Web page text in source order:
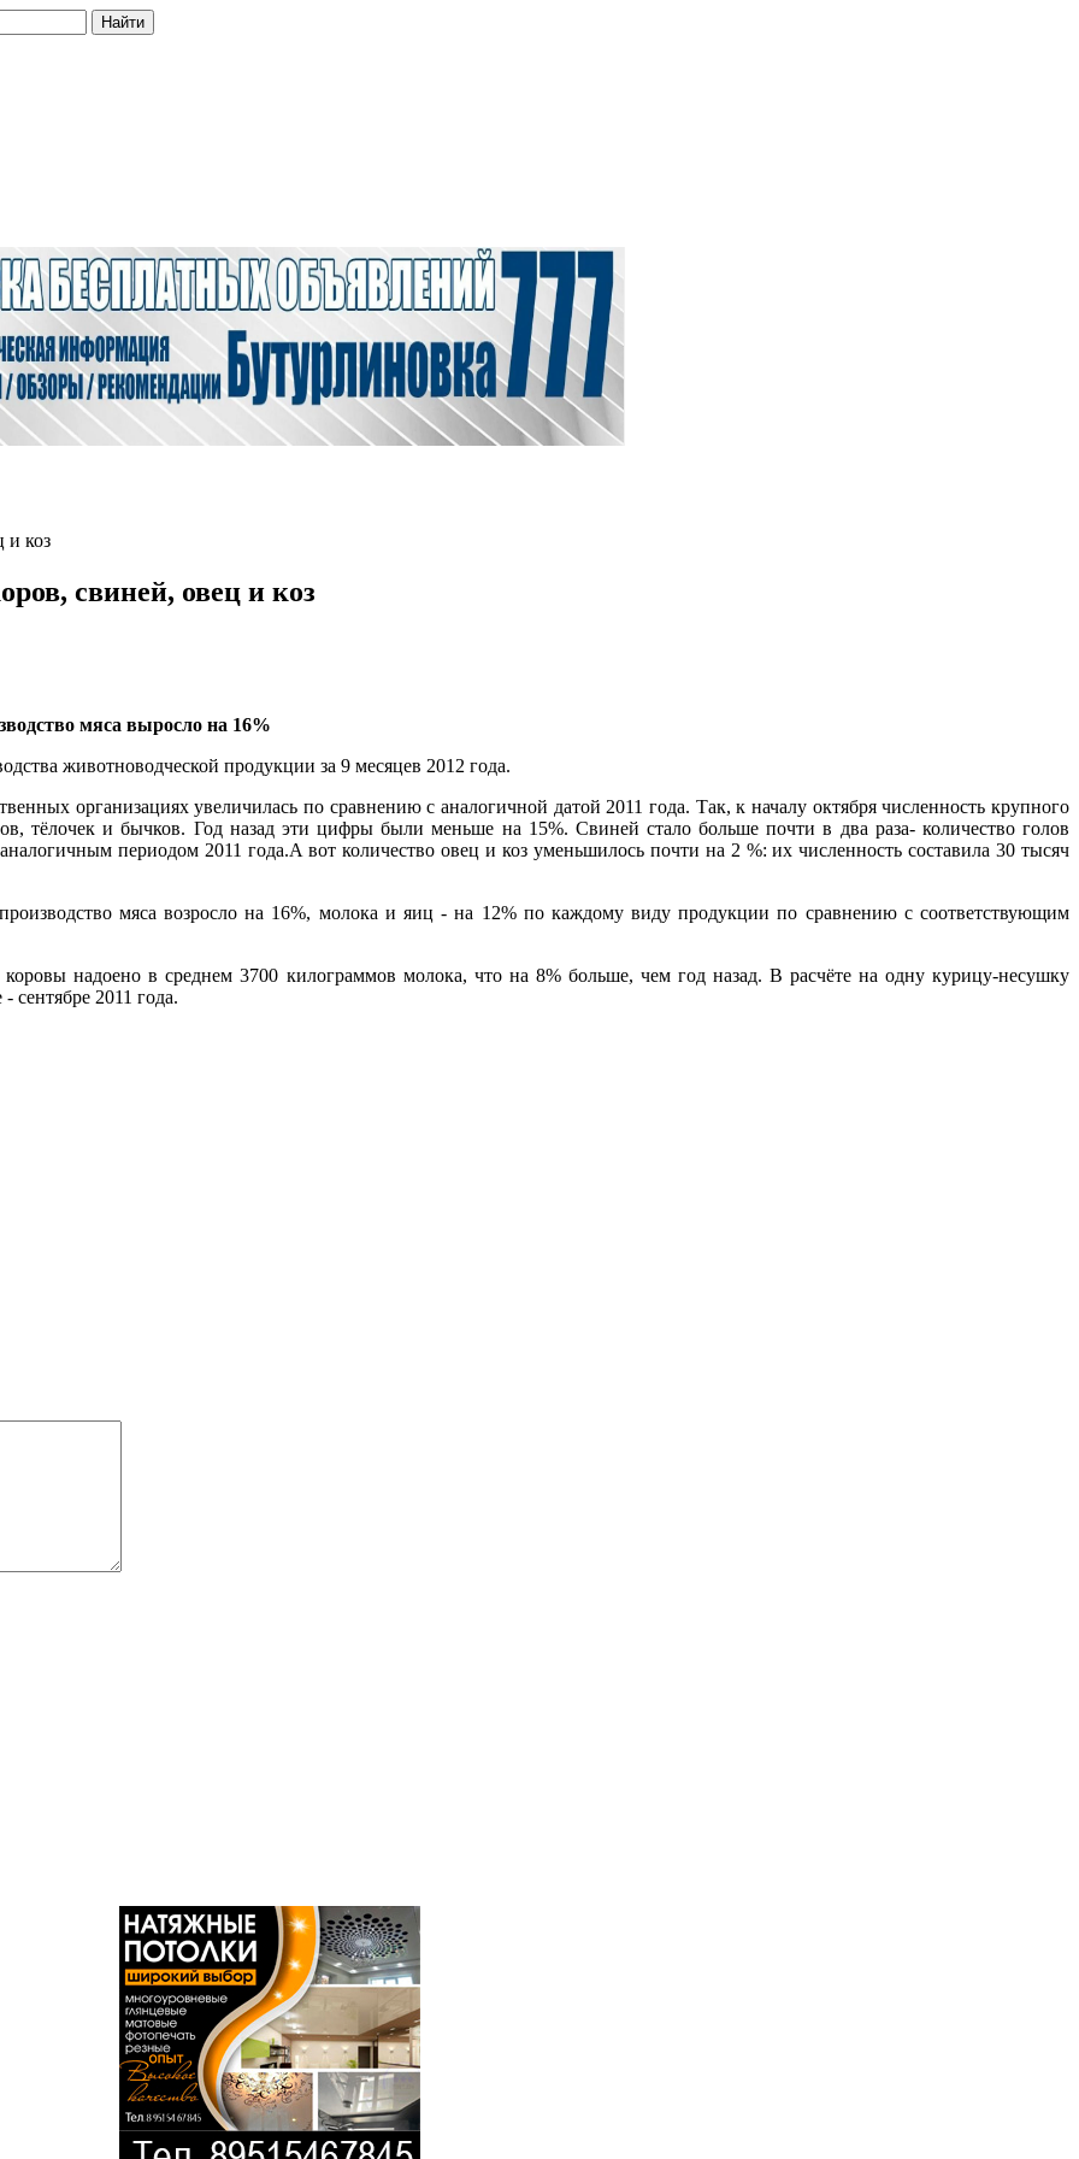
Найти
и коз
свиней, овец и коз
мяса выросло на 16%
животноводческой продукции за 9 месяцев 2012 года.
организациях увеличилась по сравнению с аналогичной датой 2011 года. Так, к началу октября численность крупного
тёлочек и бычков. Год назад эти цифры были меньше на 15%. Свиней стало больше почти в два раза- количество голов
периодом 2011 года.А вот количество овец и коз уменьшилось почти на 2 %: их численность составила 30 тысяч
мяса возросло на 16%, молока и яиц - на 12% по каждому виду продукции по сравнению с соответствующим
надоено в среднем 3700 килограммов молока, что на 8% больше, чем год назад. В расчёте на одну курицу-несушку
сентябре 2011 года.